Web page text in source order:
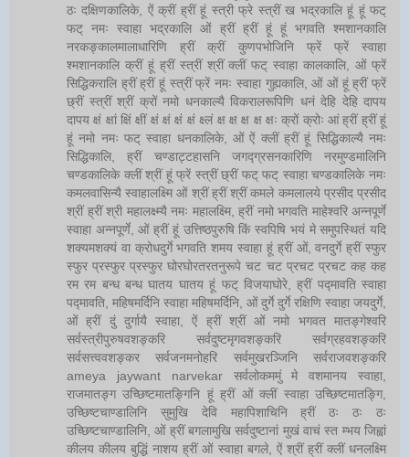
ठः दक्षिणकालिके, ऐं क्रीं ह्रीं हूं स्त्री फ्रे स्त्रीं ख भद्रकालि हूं हूं फट्
फट् नमः स्वाहा भद्रकालि ओं ह्रीं ह्रीं हूं हूं भगवति श्मशानकालि
नरकङ्कालमालाधारिणि ह्रीं क्रीं कुणपभोजिनि फ्रें फ्रें स्वाहा
श्मशानकालि क्रीं हूं ह्रीं स्त्रीं श्रीं क्लीं फट् स्वाहा कालकालि, ओं फ्रें
सिद्धिकरालि ह्रीं ह्रीं हूं स्त्रीं फ्रें नमः स्वाहा गुह्यकालि, ओं ओं हूं ह्रीं फ्रें
छ्रीं स्त्रीं श्रीं क्रों नमो धनकाल्यै विकरालरूपिणि धनं देहि देहि दापय
दापय क्षं क्षां क्षिं क्षीं क्षं क्षं क्षं क्षं क्ष्लं क्ष क्ष क्ष क्ष क्षः क्रों क्रोः आं ह्रीं ह्रीं हूं
हूं नमो नमः फट् स्वाहा धनकालिके, ओं ऐं क्लीं ह्रीं हूं सिद्धिकाल्यै नमः
सिद्धिकालि, ह्रीं चण्डाट्टहासनि जगद्ग्रसनकारिणि नरमुण्डमालिनि
चण्डकालिके क्लीं श्रीं हूं फ्रें स्त्रीं छ्रीं फट् फट् स्वाहा चण्डकालिके नमः
कमलवासिन्यै स्वाहालक्ष्मि ओं श्रीं ह्रीं श्रीं कमले कमलालये प्रसीद प्रसीद
श्रीं ह्रीं श्री महालक्ष्म्यै नमः महालक्ष्मि, ह्रीं नमो भगवति माहेश्वरि अन्नपूर्णे
स्वाहा अन्नपूर्णे, ओं ह्रीं हूं उत्तिष्ठपुरुषि किं स्वपिषि भयं मे समुपस्थितं यदि
शक्यमशक्यं वा क्रोधदुर्गे भगवति शमय स्वाहा हूं ह्रीं ओं, वनदुर्गे ह्रीं स्फुर
स्फुर प्रस्फुर प्रस्फुर घोरघोरतरतनुरूपे चट चट प्रचट प्रचट कह कह
रम रम बन्ध बन्ध घातय घातय हूं फट् विजयाघोरे, ह्रीं पद्मावति स्वाहा
पद्मावति, महिषमर्दिनि स्वाहा महिषमर्दिनि, ओं दुर्गे दुर्गे रक्षिणि स्वाहा जयदुर्गे,
ओं ह्रीं दुं दुर्गायै स्वाहा, ऐं ह्रीं श्रीं ओं नमो भगवत मातङ्गेश्वरि
सर्वस्त्रीपुरुषवशङ्करि सर्वदुष्टमृगवशङ्करि सर्वग्रहवशङ्करि
सर्वसत्त्ववशङ्कर सर्वजनमनोहरि सर्वमुखरञ्जिनि सर्वराजवशङ्करि
ameya jaywant narvekar सर्वलोकममुं मे वशमानय स्वाहा,
राजमातङ्ग उच्छिष्टमातङ्गिनि हूं ह्रीं ओं क्लीं स्वाहा उच्छिष्टमातङ्गि,
उच्छिष्टचाण्डालिनि सुमुखि देवि महापिशाचिनि ह्रीं ठः ठः ठः
उच्छिष्टचाण्डालिनि, ओं ह्रीं बगलामुखि सर्वदुष्टानां मुखं वाचं स्त म्भय जिह्वां
कीलय कीलय बुद्धिं नाशय ह्रीं ओं स्वाहा बगले, ऐं श्रीं ह्रीं क्लीं धनलक्ष्मि